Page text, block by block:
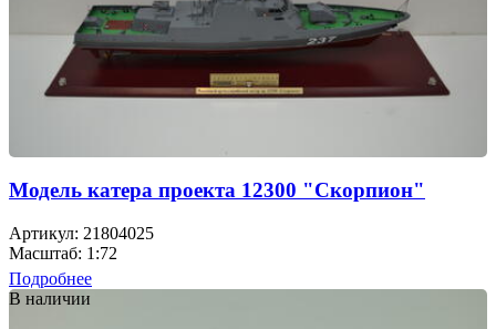
Модель катера проекта 12300 "Скорпион"
Артикул: 21804025
Масштаб: 1:72
Подробнее
В наличии